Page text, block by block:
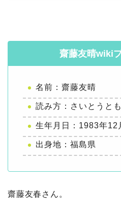
齋藤友晴wiki
名前：齋藤友晴
読み方：さいとうと
生年月日：1983年12
出身地：福島県
齋藤友春さん。